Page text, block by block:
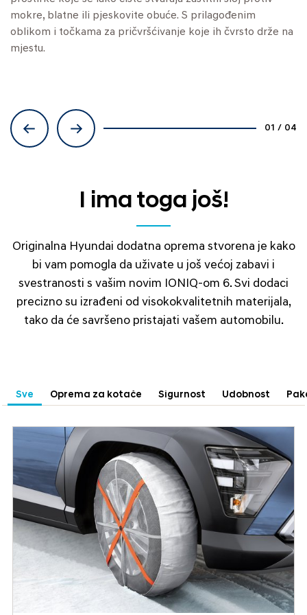
mokre, blatne ili pjeskovite obuće. S prilagođenim
oblikom i točkama za pričvršćivanje koje ih čvrsto drže na
mjestu.
vaš prtljažnik čistim.
i konvencionalni tepisi od velura. Izrađene su po mjeri
kako bi savršeno pristajale u prostor za noge, a na mjestu
ih drže standardne točke za pričvršćivanje i protuklizna
odgovarala čitavom nizu različitih transporta koji vam je
potreban za život.
01 / 04
I ima toga još!
Originalna Hyundai dodatna oprema stvorena je kako
bi vam pomogla da uživate u još većoj zabavi i
svestranosti s vašim novim IONIQ-om 6. Svi dodaci
precizno su izrađeni od visokokvalitetnih materijala,
tako da će savršeno pristajati vašem automobilu.
Sve Oprema za kotače Sigurnost Udobnost